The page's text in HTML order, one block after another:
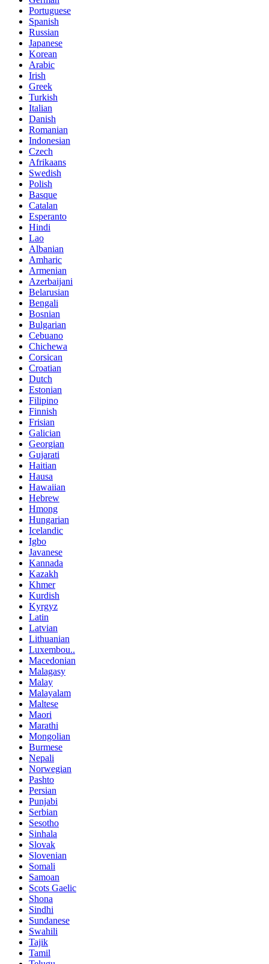
Portuguese
Spanish
Russian
Japanese
Korean
Arabic
Irish
Greek
Turkish
Italian
Danish
Romanian
Indonesian
Czech
Afrikaans
Swedish
Polish
Basque
Catalan
Esperanto
Hindi
Lao
Albanian
Amharic
Armenian
Azerbaijani
Belarusian
Bengali
Bosnian
Bulgarian
Cebuano
Chichewa
Corsican
Croatian
Dutch
Estonian
Filipino
Finnish
Frisian
Galician
Georgian
Gujarati
Haitian
Hausa
Hawaiian
Hebrew
Hmong
Hungarian
Icelandic
Igbo
Javanese
Kannada
Kazakh
Khmer
Kurdish
Kyrgyz
Latin
Latvian
Lithuanian
Luxembou..
Macedonian
Malagasy
Malay
Malayalam
Maltese
Maori
Marathi
Mongolian
Burmese
Nepali
Norwegian
Pashto
Persian
Punjabi
Serbian
Sesotho
Sinhala
Slovak
Slovenian
Somali
Samoan
Scots Gaelic
Shona
Sindhi
Sundanese
Swahili
Tajik
Tamil